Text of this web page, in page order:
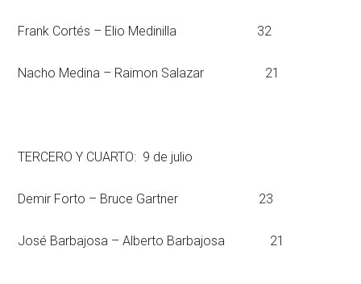
Frank Cortés – Elio Medinilla 32
Nacho Medina – Raimon Salazar 21
TERCERO Y CUARTO: 9 de julio
Demir Forto – Bruce Gartner 23
José Barbajosa – Alberto Barbajosa 21